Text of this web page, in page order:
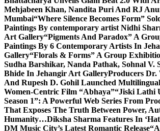
Mehjabeen Khan, Nandita Puri And RJ
Mumbai“Where Silence Becomes Form”
Paintings By contemporary artist Nidhi
Art Gallery“Pigments And Paradox” A
Paintings By 6 Contemporary Artists In
Gallery“Florals & Forms” A Group
Sudha Barshikar, Nanda Pathak, Sohnal V.
Bhide In Jehangir Art GalleryProducers
And Rupesh D. Gohil Launched
Women-Centric Film “Abhaya”“Jiski Lathi
Season 1”: A Powerful Web Series From
That Exposes The Truth Between Power,
Humanity…Diksha Sharma Features In
DM Music City’s Latest Romantic Release